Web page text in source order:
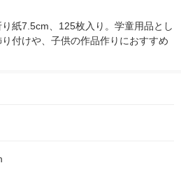
紙7.5cm、125枚入り。学童用品とし
付けや、子供の作品作りにおすすめ